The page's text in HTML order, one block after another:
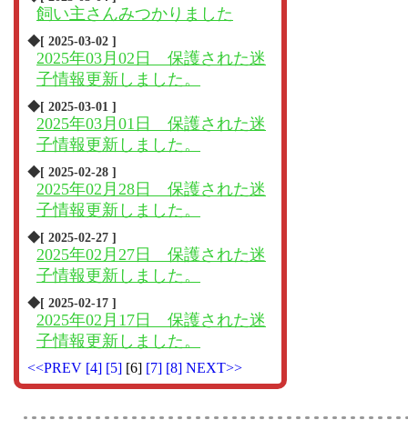
飼い主さんみつかりました
◆[ 2025-03-02 ]
2025年03月02日 保護された迷
子情報更新しました。
◆[ 2025-03-01 ]
2025年03月01日 保護された迷
子情報更新しました。
◆[ 2025-02-28 ]
2025年02月28日 保護された迷
子情報更新しました。
◆[ 2025-02-27 ]
2025年02月27日 保護された迷
子情報更新しました。
◆[ 2025-02-17 ]
2025年02月17日 保護された迷
子情報更新しました。
<<PREV [4] [5] [6] [7] [8] NEXT>>